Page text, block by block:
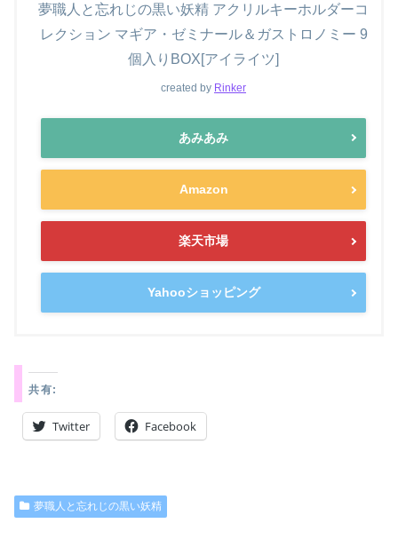
夢職人と忘れじの黒い妖精 アクリルキーホルダーコ
レクション マギア・ゼミナール＆ガストロノミー 9
個入りBOX[アイライツ]
created by Rinker
あみあみ
Amazon
楽天市場
Yahooショッピング
共有:
Twitter Facebook
夢職人と忘れじの黒い妖精